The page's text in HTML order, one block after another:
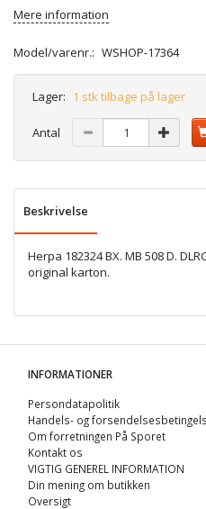
Mere information
Model/varenr.: WSHOP-17364
Lager: 1 stk tilbage på lager
Antal
Beskrivelse
Herpa 182324 BX. MB 508 D.
original karton.
INFORMATIONER
Persondatapolitik
Handels- og
Om forretningen På Sporet
Kontakt os
VIGTIG GENEREL INFORMATION
Din mening om butikken
Oversigt